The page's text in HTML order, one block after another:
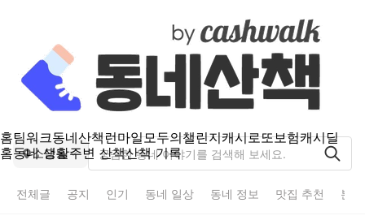
홈팀워크동네산책런마일모두의챌린지캐시로또보험캐시딜
홈동네 생활주변 산책산책 기록
소답동
전체글 공지 인기 동네 일상 동네 정보 맛집 추천 분